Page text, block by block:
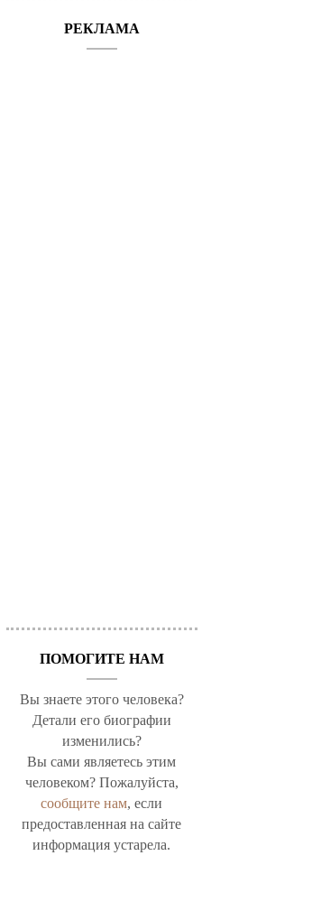
РЕКЛАМА
ПОМОГИТЕ НАМ
Вы знаете этого человека?
Детали его биографии
изменились?
Вы сами являетесь этим
человеком? Пожалуйста,
сообщите нам, если
предоставленная на сайте
информация устарела.